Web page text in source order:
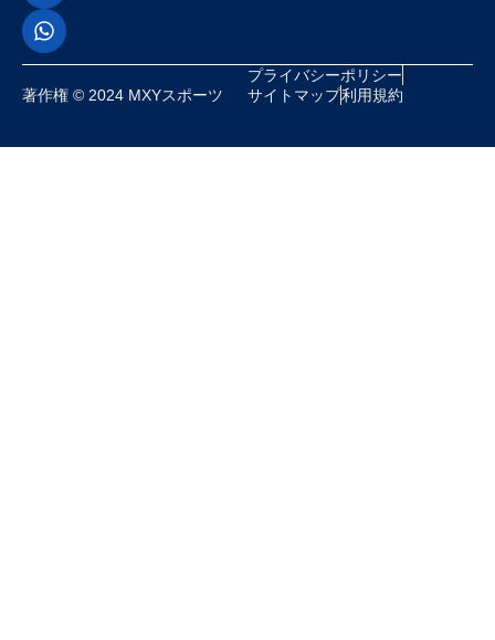
著作権 © 2024 MXYスポーツ
プライバシーポリシー
サイトマップ利用規約